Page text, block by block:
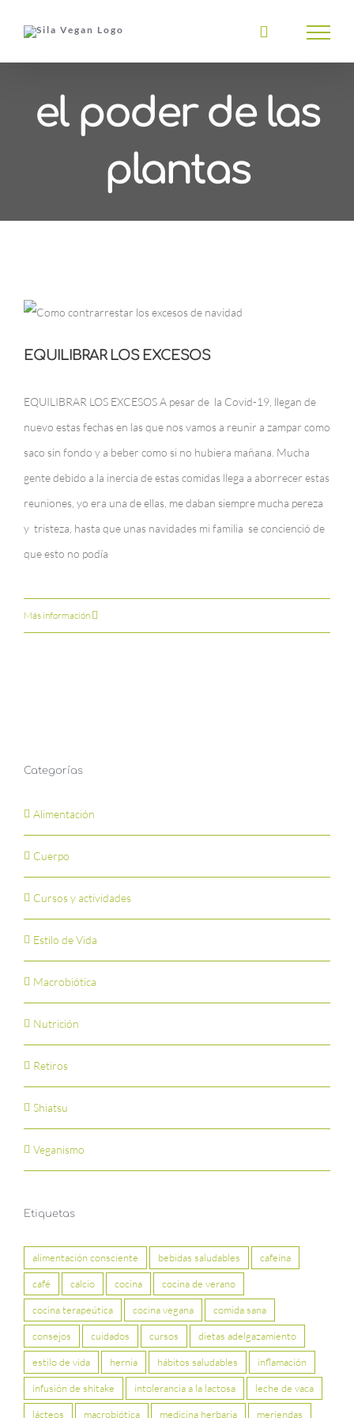
contenido
el poder de las
plantas
EQUILIBRAR LOS EXCESOS
EQUILIBRAR LOS EXCESOS A pesar de la Covid-19, llegan de
nuevo estas fechas en las que nos vamos a reunir a zampar como
saco sin fondo y a beber como si no hubiera mañana. Mucha
gente debido a la inercia de estas comidas llega a aborrecer estas
reuniones, yo era una de ellas, me daban siempre mucha pereza
y tristeza, hasta que unas navidades mi familia se concienció de
que esto no podía
Más información
Categorías
Alimentación
Cuerpo
Cursos y actividades
Estilo de Vida
Macrobiótica
Nutrición
Retiros
Shiatsu
Veganismo
Etiquetas
alimentación consciente bebidas saludables cafeína
café calcio cocina cocina de verano
cocina terapeútica cocina vegana comida sana
consejos cuidados cursos dietas adelgazamiento
estilo de vida hernia hábitos saludables inflamación
infusión de shitake intolerancia a la lactosa leche de vaca
lácteos macrobiótica medicina herbaria meriendas